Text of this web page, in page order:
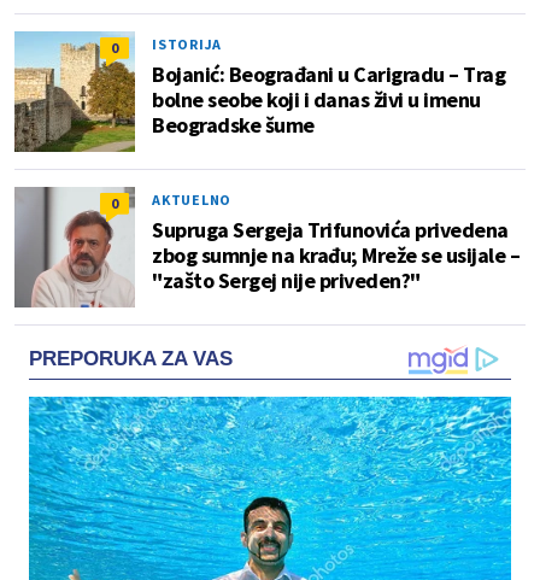
0 ISTORIJA
Bojanić: Beograđani u Carigradu – Тrag
bolne seobe koji i danas živi u imenu
Beogradske šume
0 AKTUELNO
Supruga Sergeja Trifunovića privedena
zbog sumnje na krađu; Mreže se usijale –
"zašto Sergej nije priveden?"
PREPORUKA ZA VAS